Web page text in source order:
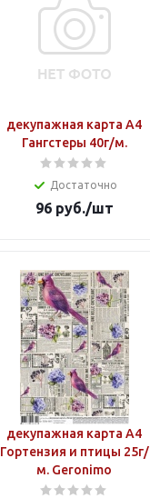
декупажная карта А4
Гангстеры 40г/м.
Достаточно
96руб./шт
декупажная карта А4
Гортензия и птицы 25г/
м. Geronimo